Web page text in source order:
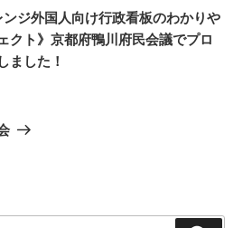
ンジ外国人向け行政看板のわかりや
クト》京都府鴨川府民会議でプロ
ました！